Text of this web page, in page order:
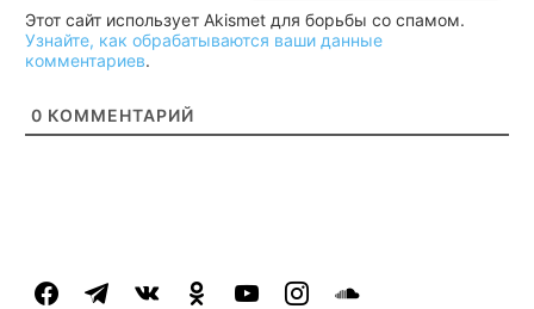
Этот сайт использует Akismet для борьбы со спамом.
Узнайте, как обрабатываются ваши данные
комментариев.
0 КОММЕНТАРИЙ
facebooktelegramvkontakteodnoklassniki
youtubeinstagramsoundcloud